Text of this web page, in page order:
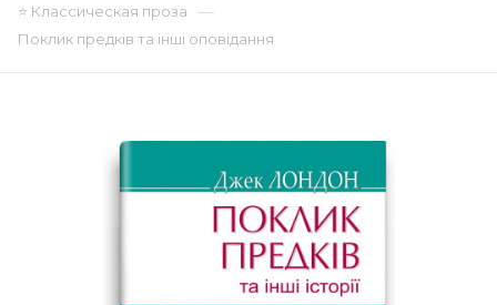
⭐ Классическая проза —
Поклик предків та інші оповідання